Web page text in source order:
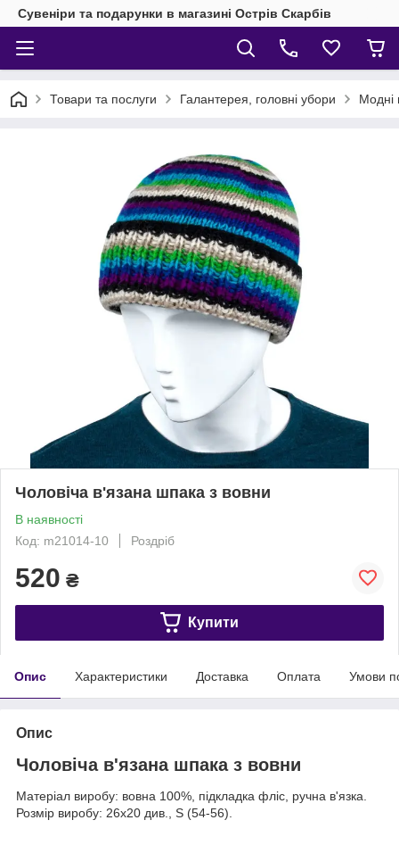
Сувеніри та подарунки в магазині Острів Скарбів
Товари та послуги Галантерея, головні убори Модні
Чоловіча в'язана шпака з вовни
В наявності
Код: m21014-10
Роздріб
520 ₴
Купити
Опис Характеристики Доставка Оплата Умови
Опис
Чоловіча в'язана шпака з вовни
Матеріал виробу: вовна 100%, підкладка фліс, ручна в'язка.
Розмір виробу: 26х20 див., S (54-56).